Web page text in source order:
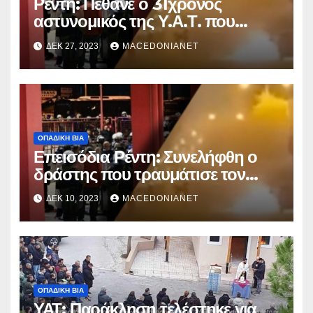
αστυνομικός της Υ.Α.Τ. που
χτυπήθηκε από φωτοβολίδα
ΔΕΚ 27, 2023 MACEDONIANET
ΟΠΑΔΙΚΉ ΒΊΑ
Επεισόδια Ρέντη: Συνελήφθη ο
δράστης που τραυμάτισε τον
αστυνομικό
ΔΕΚ 10, 2023 MACEDONIANET
ΟΠΑΔΙΚΉ ΒΊΑ